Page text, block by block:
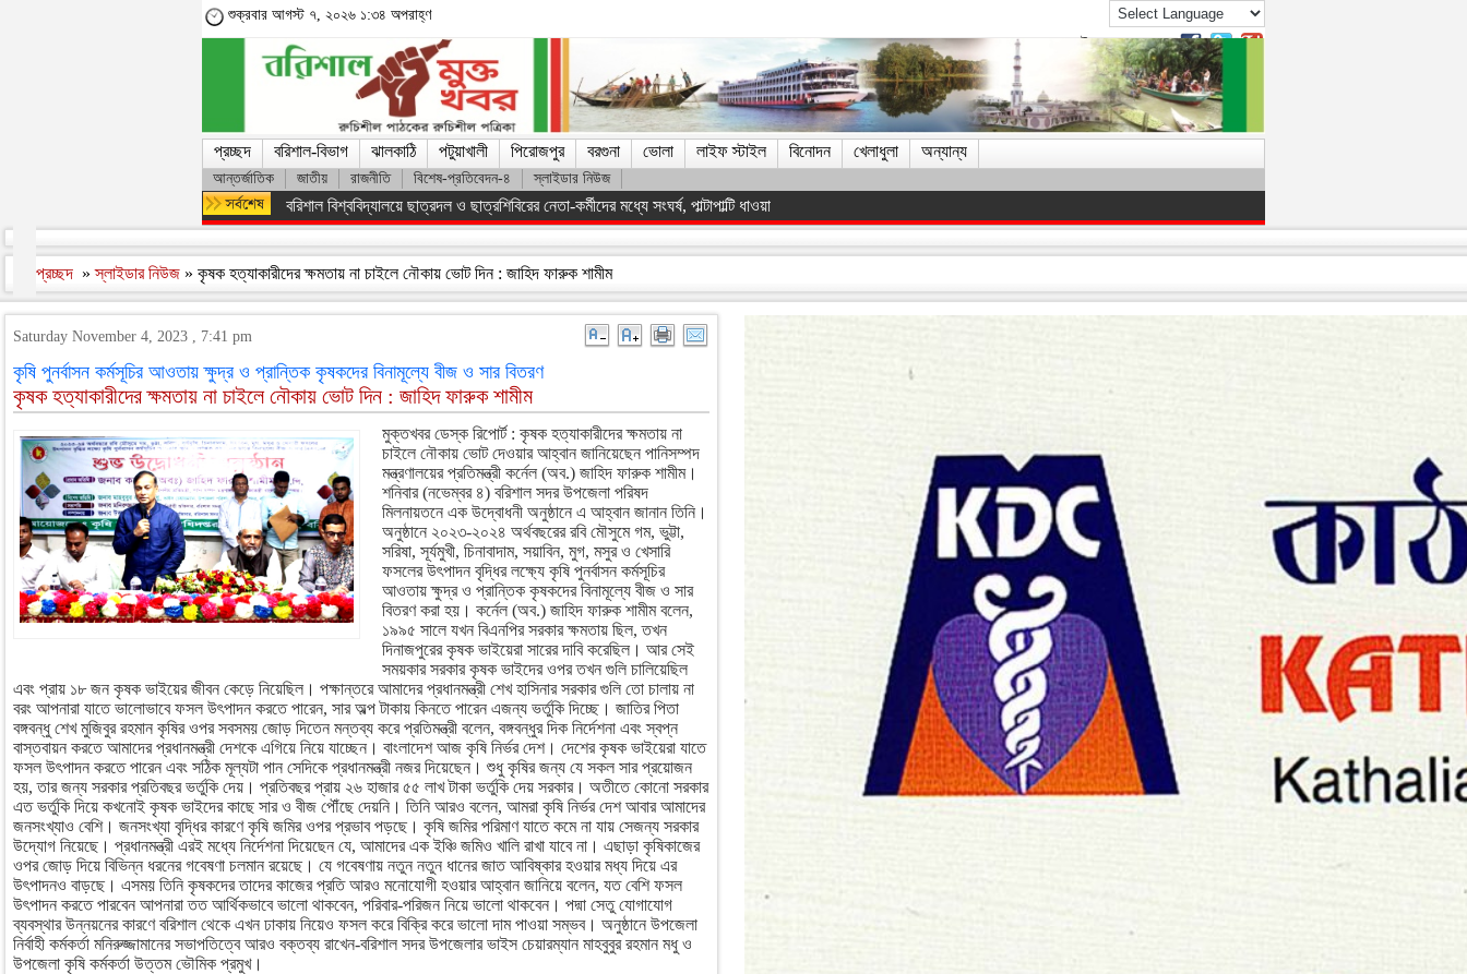
শুক্রবার আগস্ট ৭, ২০২৬ ১:৩৪ অপরাহ্ণ
প্রচ্ছদ বরিশাল-বিভাগ ঝালকাঠি পটুয়াখালী পিরোজপুর বরগুনা ভোলা লাইফ স্টাইল বিনোদন খেলাধুলা অন্যান্য
আন্তর্জাতিক জাতীয় রাজনীতি বিশেষ-প্রতিবেদন-৪ স্লাইডার নিউজ
অসংখ্য শহিদের রক্তের বিনিময়ে ফ্যাসিস্ট সরকারকে হটানো সম্ভব হয়েছে : তথ্যমন্ত্রী
প্রচ্ছদ »স্লাইডার নিউজ » কৃষক হত্যাকারীদের ক্ষমতায় না চাইলে নৌকায় ভোট দিন : জাহিদ ফারুক শামীম
Saturday November 4, 2023 , 7:41 pm
কৃষি পুনর্বাসন কর্মসূচির আওতায় ক্ষুদ্র ও প্রান্তিক কৃষকদের বিনামূল্যে বীজ ও সার বিতরণ
কৃষক হত্যাকারীদের ক্ষমতায় না চাইলে নৌকায় ভোট দিন : জাহিদ ফারুক শামীম
মুক্তখবর ডেস্ক রিপোর্ট : কৃষক হত্যাকারীদের ক্ষমতায় না
চাইলে নৌকায় ভোট দেওয়ার আহ্বান জানিয়েছেন পানিসম্পদ
মন্ত্রণালয়ের প্রতিমন্ত্রী কর্নেল (অব.) জাহিদ ফারুক শামীম।
শনিবার (নভেম্বর ৪) বরিশাল সদর উপজেলা পরিষদ
মিলনায়তনে এক উদ্বোধনী অনুষ্ঠানে এ আহ্বান জানান তিনি।
অনুষ্ঠানে ২০২৩-২০২৪ অর্থবছরের রবি মৌসুমে গম, ভুট্টা,
সরিষা, সূর্যমুখী, চিনাবাদাম, সয়াবিন, মুগ, মসুর ও খেসারি
ফসলের উৎপাদন বৃদ্ধির লক্ষ্যে কৃষি পুনর্বাসন কর্মসূচির
আওতায় ক্ষুদ্র ও প্রান্তিক কৃষকদের বিনামূল্যে বীজ ও সার
বিতরণ করা হয়। কর্নেল (অব.) জাহিদ ফারুক শামীম বলেন,
১৯৯৫ সালে যখন বিএনপির সরকার ক্ষমতায় ছিল, তখন
দিনাজপুরের কৃষক ভাইয়েরা সারের দাবি করেছিল। আর সেই
সময়কার সরকার কৃষক ভাইদের ওপর তখন গুলি চালিয়েছিল
এবং প্রায় ১৮ জন কৃষক ভাইয়ের জীবন কেড়ে নিয়েছিল। পক্ষান্তরে আমাদের প্রধানমন্ত্রী শেখ হাসিনার সরকার গুলি তো চালায় না
বরং আপনারা যাতে ভালোভাবে ফসল উৎপাদন করতে পারেন, সার অল্প টাকায় কিনতে পারেন এজন্য ভর্তুকি দিচ্ছে। জাতির পিতা
বঙ্গবন্ধু শেখ মুজিবুর রহমান কৃষির ওপর সবসময় জোড় দিতেন মন্তব্য করে প্রতিমন্ত্রী বলেন, বঙ্গবন্ধুর দিক নির্দেশনা এবং স্বপ্ন
বাস্তবায়ন করতে আমাদের প্রধানমন্ত্রী দেশকে এগিয়ে নিয়ে যাচ্ছেন। বাংলাদেশ আজ কৃষি নির্ভর দেশ। দেশের কৃষক ভাইয়েরা যাতে
ফসল উৎপাদন করতে পারেন এবং সঠিক মূল্যটা পান সেদিকে প্রধানমন্ত্রী নজর দিয়েছেন। শুধু কৃষির জন্য যে সকল সার প্রয়োজন
হয়, তার জন্য সরকার প্রতিবছর ভর্তুকি দেয়। প্রতিবছর প্রায় ২৬ হাজার ৫৫ লাখ টাকা ভর্তুকি দেয় সরকার। অতীতে কোনো সরকার
এত ভর্তুকি দিয়ে কখনোই কৃষক ভাইদের কাছে সার ও বীজ পৌঁছে দেয়নি। তিনি আরও বলেন, আমরা কৃষি নির্ভর দেশ আবার আমাদের
জনসংখ্যাও বেশি। জনসংখ্যা বৃদ্ধির কারণে কৃষি জমির ওপর প্রভাব পড়ছে। কৃষি জমির পরিমাণ যাতে কমে না যায় সেজন্য সরকার
উদ্যোগ নিয়েছে। প্রধানমন্ত্রী এরই মধ্যে নির্দেশনা দিয়েছেন যে, আমাদের এক ইঞ্চি জমিও খালি রাখা যাবে না। এছাড়া কৃষিকাজের
ওপর জোড় দিয়ে বিভিন্ন ধরনের গবেষণা চলমান রয়েছে। যে গবেষণায় নতুন নতুন ধানের জাত আবিষ্কার হওয়ার মধ্য দিয়ে এর
উৎপাদনও বাড়ছে। এসময় তিনি কৃষকদের তাদের কাজের প্রতি আরও মনোযোগী হওয়ার আহ্বান জানিয়ে বলেন, যত বেশি ফসল
উৎপাদন করতে পারবেন আপনারা তত আর্থিকভাবে ভালো থাকবেন, পরিবার-পরিজন নিয়ে ভালো থাকবেন। পদ্মা সেতু যোগাযোগ
ব্যবস্থার উন্নয়নের কারণে বরিশাল থেকে এখন ঢাকায় নিয়েও ফসল করে বিক্রি করে ভালো দাম পাওয়া সম্ভব। অনুষ্ঠানে উপজেলা
নির্বাহী কর্মকর্তা মনিরুজ্জামানের সভাপতিত্বে আরও বক্তব্য রাখেন-বরিশাল সদর উপজেলার ভাইস চেয়ারম্যান মাহবুবুর রহমান মধু ও
উপজেলা কৃষি কর্মকর্তা উত্তম ভৌমিক প্রমুখ।